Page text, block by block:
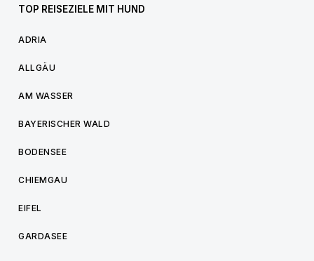
TOP REISEZIELE MIT HUND
ADRIA
ALLGÄU
AM WASSER
BAYERISCHER WALD
BODENSEE
CHIEMGAU
EIFEL
GARDASEE